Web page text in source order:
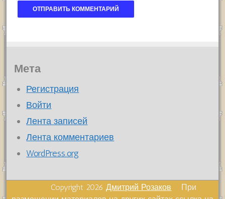
Мета
Регистрация
Войти
Лента записей
Лента комментариев
WordPress.org
Copyright 2026Дмитрий Розаков При